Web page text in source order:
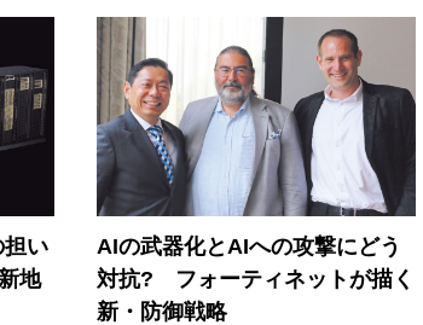
い
地
AIの武器化とAIへの攻撃にどう
対抗? フォーティネットが描く
新・防御戦略